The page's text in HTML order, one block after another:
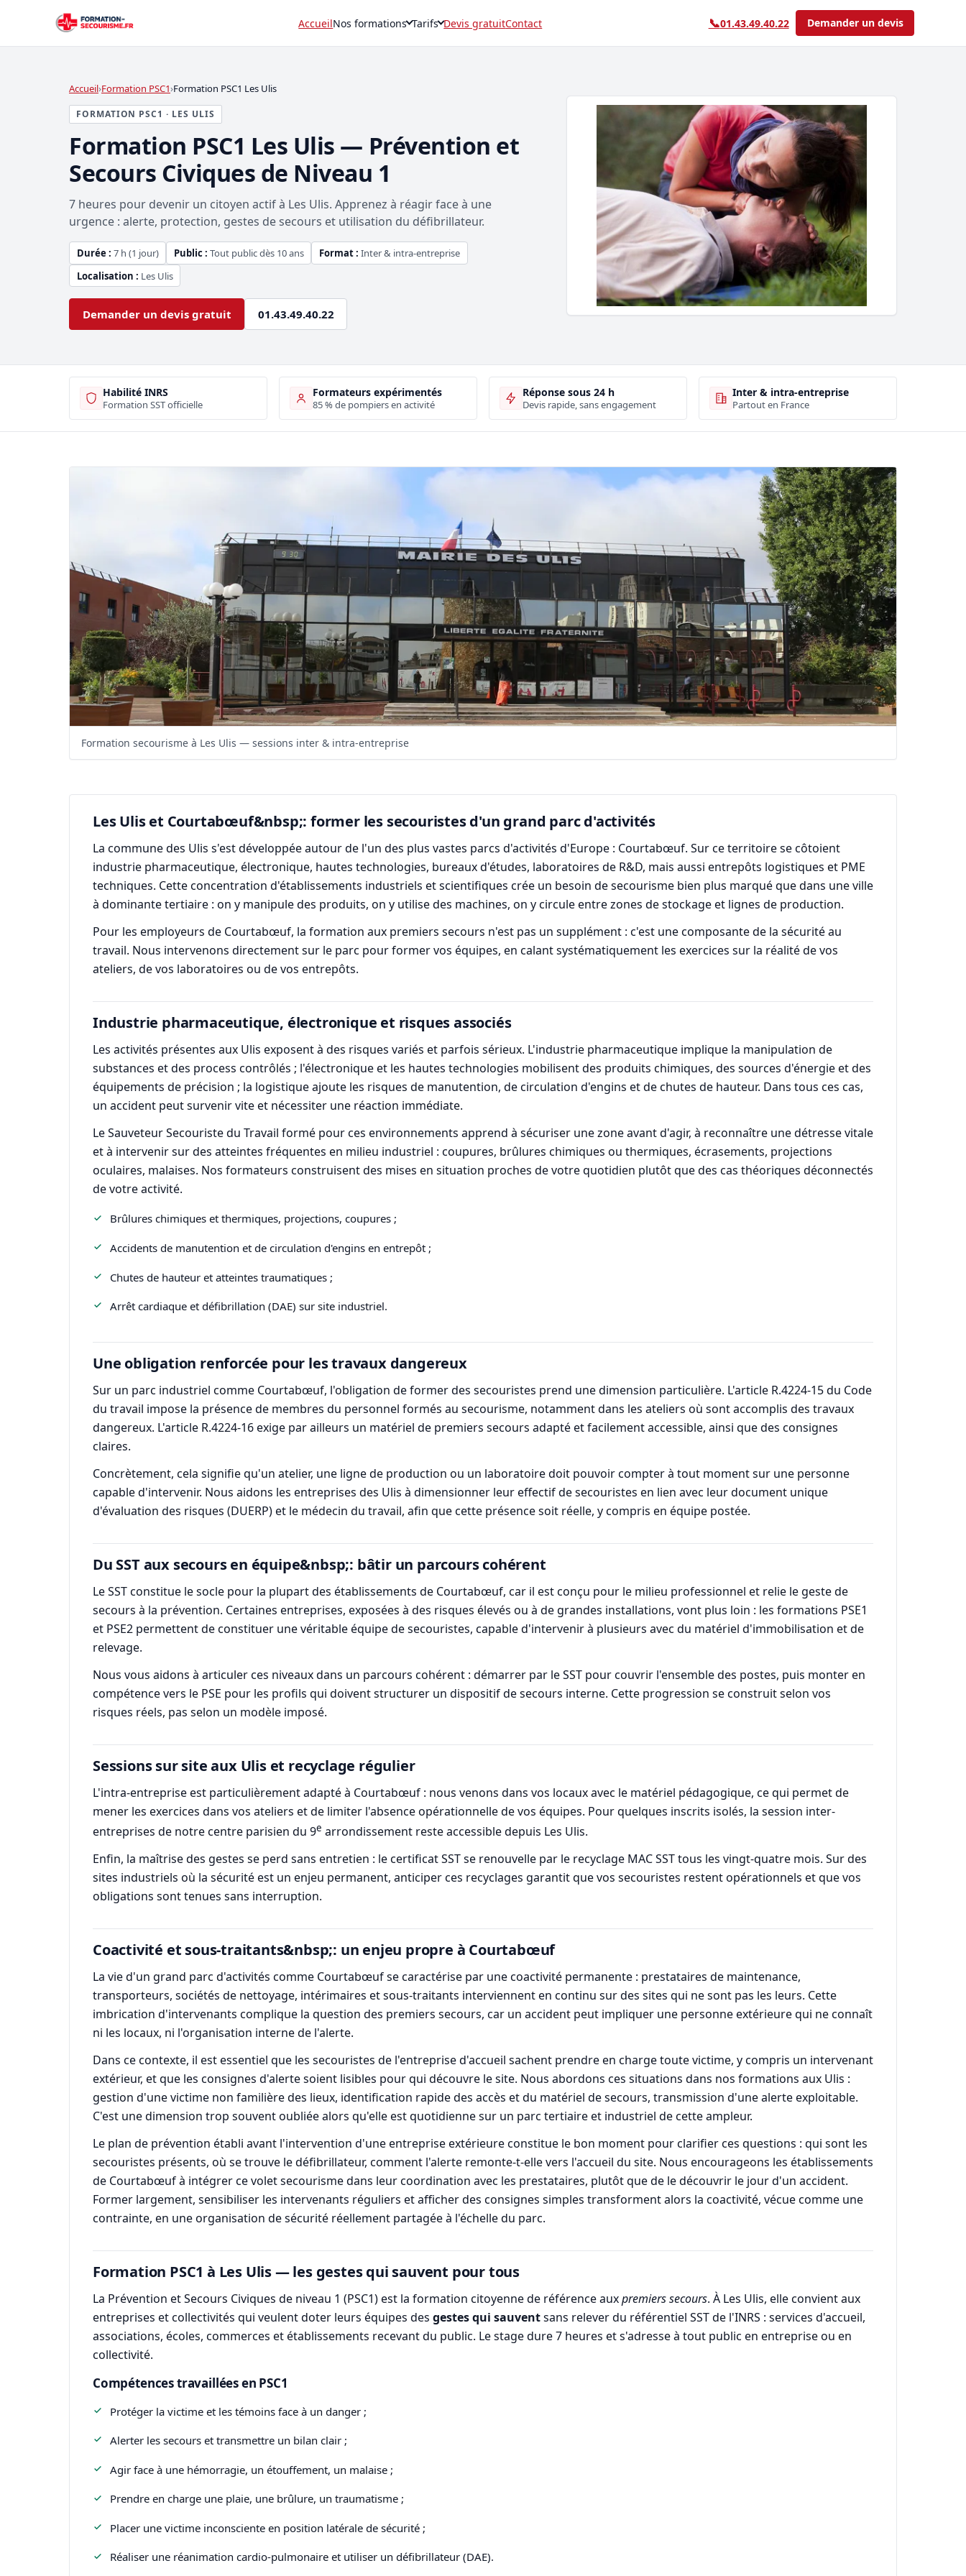
AccueilNos formations Tarifs Devis gratuitContact 📞01.43.49.40.22 Demander un devis
Accueil Formation PSC1 Formation PSC1 Les Ulis
FORMATION PSC1 · LES ULIS
Formation PSC1 Les Ulis — Prévention et
Secours Civiques de Niveau 1
7 heures pour devenir un citoyen actif à Les Ulis. Apprenez à réagir face à une
urgence : alerte, protection, gestes de secours et utilisation du défibrillateur.
Durée : 7 h (1 jour) Public : Tout public dès 10 ans Format : Inter & intra-entreprise
Localisation : Les Ulis
Demander un devis gratuit 01.43.49.40.22
Habilité INRS
Formation SST officielle
Formateurs expérimentés
85 % de pompiers en activité
Réponse sous 24 h
Devis rapide, sans engagement
Inter & intra-entreprise
Partout en France
Formation secourisme à Les Ulis — sessions inter & intra-entreprise
Les Ulis et Courtabœuf&nbsp;: former les secouristes d'un grand parc d'activités
La commune des Ulis s'est développée autour de l'un des plus vastes parcs d'activités d'Europe : Courtabœuf. Sur ce territoire se côtoient
industrie pharmaceutique, électronique, hautes technologies, bureaux d'études, laboratoires de R&D, mais aussi entrepôts logistiques et PME
techniques. Cette concentration d'établissements industriels et scientifiques crée un besoin de secourisme bien plus marqué que dans une ville
à dominante tertiaire : on y manipule des produits, on y utilise des machines, on y circule entre zones de stockage et lignes de production.
Pour les employeurs de Courtabœuf, la formation aux premiers secours n'est pas un supplément : c'est une composante de la sécurité au
travail. Nous intervenons directement sur le parc pour former vos équipes, en calant systématiquement les exercices sur la réalité de vos
ateliers, de vos laboratoires ou de vos entrepôts.
Industrie pharmaceutique, électronique et risques associés
Les activités présentes aux Ulis exposent à des risques variés et parfois sérieux. L'industrie pharmaceutique implique la manipulation de
substances et des process contrôlés ; l'électronique et les hautes technologies mobilisent des produits chimiques, des sources d'énergie et des
équipements de précision ; la logistique ajoute les risques de manutention, de circulation d'engins et de chutes de hauteur. Dans tous ces cas,
un accident peut survenir vite et nécessiter une réaction immédiate.
Le Sauveteur Secouriste du Travail formé pour ces environnements apprend à sécuriser une zone avant d'agir, à reconnaître une détresse vitale
et à intervenir sur des atteintes fréquentes en milieu industriel : coupures, brûlures chimiques ou thermiques, écrasements, projections
oculaires, malaises. Nos formateurs construisent des mises en situation proches de votre quotidien plutôt que des cas théoriques déconnectés
de votre activité.
Brûlures chimiques et thermiques, projections, coupures ;
Accidents de manutention et de circulation d'engins en entrepôt ;
Chutes de hauteur et atteintes traumatiques ;
Arrêt cardiaque et défibrillation (DAE) sur site industriel.
Une obligation renforcée pour les travaux dangereux
Sur un parc industriel comme Courtabœuf, l'obligation de former des secouristes prend une dimension particulière. L'article R.4224-15 du Code
du travail impose la présence de membres du personnel formés au secourisme, notamment dans les ateliers où sont accomplis des travaux
dangereux. L'article R.4224-16 exige par ailleurs un matériel de premiers secours adapté et facilement accessible, ainsi que des consignes
claires.
Concrètement, cela signifie qu'un atelier, une ligne de production ou un laboratoire doit pouvoir compter à tout moment sur une personne
capable d'intervenir. Nous aidons les entreprises des Ulis à dimensionner leur effectif de secouristes en lien avec leur document unique
d'évaluation des risques (DUERP) et le médecin du travail, afin que cette présence soit réelle, y compris en équipe postée.
Du SST aux secours en équipe&nbsp;: bâtir un parcours cohérent
Le SST constitue le socle pour la plupart des établissements de Courtabœuf, car il est conçu pour le milieu professionnel et relie le geste de
secours à la prévention. Certaines entreprises, exposées à des risques élevés ou à de grandes installations, vont plus loin : les formations PSE1
et PSE2 permettent de constituer une véritable équipe de secouristes, capable d'intervenir à plusieurs avec du matériel d'immobilisation et de
relevage.
Nous vous aidons à articuler ces niveaux dans un parcours cohérent : démarrer par le SST pour couvrir l'ensemble des postes, puis monter en
compétence vers le PSE pour les profils qui doivent structurer un dispositif de secours interne. Cette progression se construit selon vos
risques réels, pas selon un modèle imposé.
Sessions sur site aux Ulis et recyclage régulier
L'intra-entreprise est particulièrement adapté à Courtabœuf : nous venons dans vos locaux avec le matériel pédagogique, ce qui permet de
mener les exercices dans vos ateliers et de limiter l'absence opérationnelle de vos équipes. Pour quelques inscrits isolés, la session inter-
entreprises de notre centre parisien du 9e arrondissement reste accessible depuis Les Ulis.
Enfin, la maîtrise des gestes se perd sans entretien : le certificat SST se renouvelle par le recyclage MAC SST tous les vingt-quatre mois. Sur des
sites industriels où la sécurité est un enjeu permanent, anticiper ces recyclages garantit que vos secouristes restent opérationnels et que vos
obligations sont tenues sans interruption.
Coactivité et sous-traitants&nbsp;: un enjeu propre à Courtabœuf
La vie d'un grand parc d'activités comme Courtabœuf se caractérise par une coactivité permanente : prestataires de maintenance,
transporteurs, sociétés de nettoyage, intérimaires et sous-traitants interviennent en continu sur des sites qui ne sont pas les leurs. Cette
imbrication d'intervenants complique la question des premiers secours, car un accident peut impliquer une personne extérieure qui ne connaît
ni les locaux, ni l'organisation interne de l'alerte.
Dans ce contexte, il est essentiel que les secouristes de l'entreprise d'accueil sachent prendre en charge toute victime, y compris un intervenant
extérieur, et que les consignes d'alerte soient lisibles pour qui découvre le site. Nous abordons ces situations dans nos formations aux Ulis :
gestion d'une victime non familière des lieux, identification rapide des accès et du matériel de secours, transmission d'une alerte exploitable.
C'est une dimension trop souvent oubliée alors qu'elle est quotidienne sur un parc tertiaire et industriel de cette ampleur.
Le plan de prévention établi avant l'intervention d'une entreprise extérieure constitue le bon moment pour clarifier ces questions : qui sont les
secouristes présents, où se trouve le défibrillateur, comment l'alerte remonte-t-elle vers l'accueil du site. Nous encourageons les établissements
de Courtabœuf à intégrer ce volet secourisme dans leur coordination avec les prestataires, plutôt que de le découvrir le jour d'un accident.
Former largement, sensibiliser les intervenants réguliers et afficher des consignes simples transforment alors la coactivité, vécue comme une
contrainte, en une organisation de sécurité réellement partagée à l'échelle du parc.
Formation PSC1 à Les Ulis — les gestes qui sauvent pour tous
La Prévention et Secours Civiques de niveau 1 (PSC1) est la formation citoyenne de référence auxpremiers secours. À Les Ulis, elle convient aux
entreprises et collectivités qui veulent doter leurs équipes des gestes qui sauventsans relever du référentiel SST de l'INRS : services d'accueil,
associations, écoles, commerces et établissements recevant du public. Le stage dure 7 heures et s'adresse à tout public en entreprise ou en
collectivité.
Compétences travaillées en PSC1
Protéger la victime et les témoins face à un danger ;
Alerter les secours et transmettre un bilan clair ;
Agir face à une hémorragie, un étouffement, un malaise ;
Prendre en charge une plaie, une brûlure, un traumatisme ;
Placer une victime inconsciente en position latérale de sécurité ;
Réaliser une réanimation cardio-pulmonaire et utiliser un défibrillateur (DAE).